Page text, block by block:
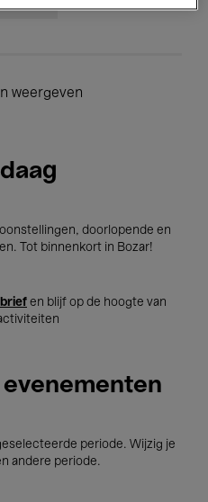
weergeven
doorlopende en
Tot binnenkort in Bozar!
en blijf op de hoogte van
periode. Wijzig je
andere periode.